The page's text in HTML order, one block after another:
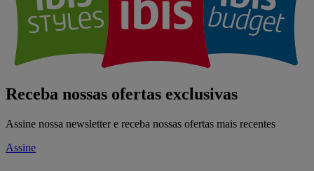
Receba nossas ofertas exclusivas
Assine nossa newsletter e receba nossas ofertas mais recentes
Assine